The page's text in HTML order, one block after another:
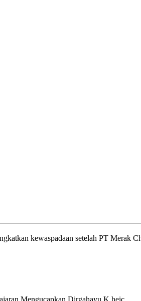
kewaspadaan setelah PT Merak